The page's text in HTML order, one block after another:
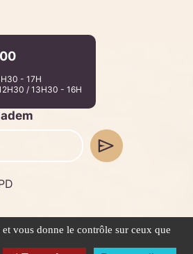
- 17H
/ 13H30 - 16H
-Stafe.fr
Politique de confidentialité
vous donne le contrôle sur ceux que